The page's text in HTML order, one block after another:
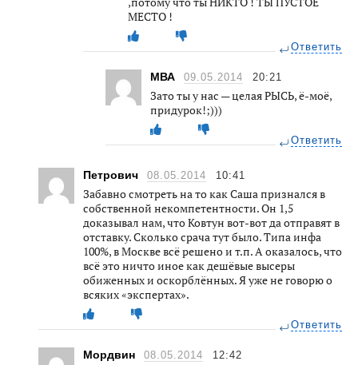
МЕСТО !
Ответить
МВА 09.05.2014 20:21
Зато ты у нас — целая РЫСЬ, ё-моё,
придурок!;)))
Ответить
Петрович 08.05.2014 10:41
Забавно смотреть на то как Саша признался в
собственной некомпетентности. Он 1,5
доказывал нам, что Ковтун вот-вот да отправят в
отставку. Сколько срача тут было. Типа инфа
100%, в Москве всё решено и т.п. А оказалось, что
всё это ничто иное как дешёвые высеры
обиженных и оскорблённых. Я уже не говорю о
всяких «экспертах».
Ответить
Мордвин 08.05.2014 12:42